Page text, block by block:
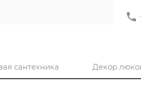
сантехника Декор